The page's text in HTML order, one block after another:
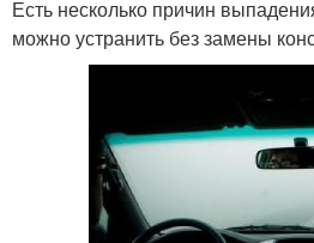
Есть несколько причин
можно устранить без замены